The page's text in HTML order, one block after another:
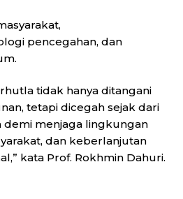
pencegahan, dan
tidak hanya ditangani
tetapi dicegah sejak dari
menjaga lingkungan
dan keberlanjutan
kata Prof. Rokhmin Dahuri.